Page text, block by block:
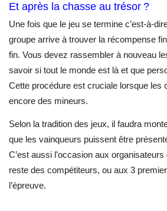
Et après la chasse au trésor ?
Une fois que le jeu se termine c’est-à-
groupe arrive à trouver la récompense
fin. Vous devez rassembler à nouveau
savoir si tout le monde est là et que
Cette procédure est cruciale lorsque les
encore des mineurs.
Selon la tradition des jeux, il faudra
que les vainqueurs puissent être
C’est aussi l’occasion aux
reste des compétiteurs, ou aux 3
l’épreuve.